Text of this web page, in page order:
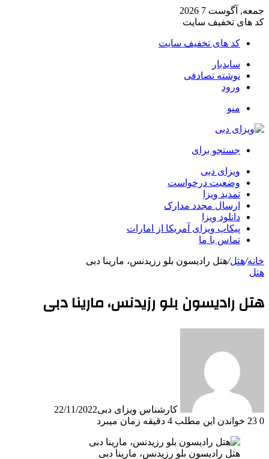
جمعه, آگوست 7 2026
کد های تخفیف سایت
کد های تخفیف سایت
سایدبار
نوشته تصادفی
ورود
منو
جستجو برای
ویزای دبی
وضعیت درخواست
تمدید ویزا
ارسال مجدد مدارک
دانلود ویزا
پیکاپ ویزای آمریکا از امارات
تماس با ما
خانه/هتل/هتل رادیسون بلو رزیدنس، مارینا دبی
هتل
هتل رادیسون بلو رزیدنس، مارینا دبی
کارشناس ویزای دبی22/11/2022
0
خواندن این مطلب 4 دقیقه زمان میبرد
هتل رادیسون بلو رزیدنس، مارینا دبی